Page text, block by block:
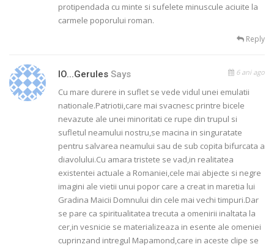
protipendada cu minte si sufelete minuscule aciuite la
carmele poporului roman.
Reply
IO...gerules Says 6 ani ago
Cu mare durere in suflet se vede vidul unei emulatii
nationale.Patriotii,care mai svacnesc printre bicele
nevazute ale unei minoritati ce rupe din trupul si
sufletul neamului nostru,se macina in singuratate
pentru salvarea neamului sau de sub copita bifurcata a
diavolului.Cu amara tristete se vad,in realitatea
existentei actuale a Romaniei,cele mai abjecte si negre
imagini ale vietii unui popor care a creat in maretia lui
Gradina Maicii Domnului din cele mai vechi timpuri.Dar
se pare ca spiritualitatea trecuta a omenirii inaltata la
cer,in vesnicie se materializeaza in esente ale omeniei
cuprinzand intregul Mapamond,care in aceste clipe se